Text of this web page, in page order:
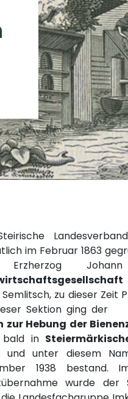
im Februar 1863
zu dieser Zeit
Sektion ging der
zur Hebung der
in
und unter diesem
1938 bestand.
wurde der